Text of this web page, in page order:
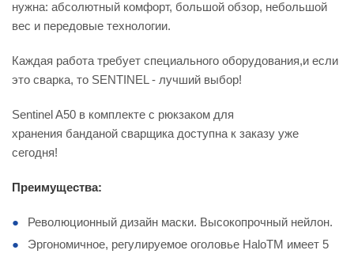
нужна: абсолютный комфорт, большой обзор, небольшой
вес и передовые технологии.
Каждая работа требует специального оборудования,и если
это сварка, то SENTINEL - лучший выбор!
Sentinel A50 в комплекте с рюкзаком для
хранения банданой сварщика доступна к заказу уже
сегодня!
Преимущества:
Революционный дизайн маски. Высокопрочный нейлон.
Эргономичное, регулируемое оголовье HaloTM имеет 5